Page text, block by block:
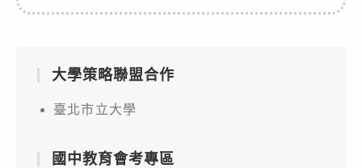
大學策略聯盟合作
臺北市立大學
國中教育會考專區